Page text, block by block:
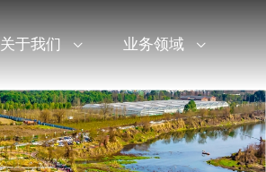
关于我们 业务领域